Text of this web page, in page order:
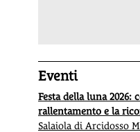
Eventi
Festa della luna 2026:
rallentamento e la
Salaiola di Arcidosso